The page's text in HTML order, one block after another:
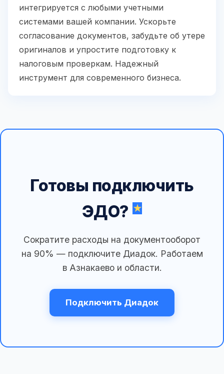
интегрируется с любыми учетными
системами вашей компании. Ускорьте
согласование документов, забудьте об утере
оригиналов и упростите подготовку к
налоговым проверкам. Надежный
инструмент для современного бизнеса.
Готовы подключить
ЭДО?
Сократите расходы на документооборот
на 90% — подключите Диадок. Работаем
в Азнакаево и области.
Подключить Диадок